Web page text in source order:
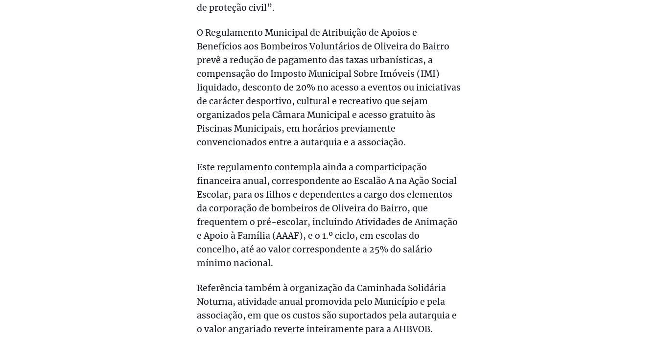
de proteção civil”.
O Regulamento Municipal de Atribuição de Apoios e
Benefícios aos Bombeiros Voluntários de Oliveira do Bairro
prevê a redução de pagamento das taxas urbanísticas, a
compensação do Imposto Municipal Sobre Imóveis (IMI)
liquidado, desconto de 20% no acesso a eventos ou iniciativas
de carácter desportivo, cultural e recreativo que sejam
organizados pela Câmara Municipal e acesso gratuito às
Piscinas Municipais, em horários previamente
convencionados entre a autarquia e a associação.
Este regulamento contempla ainda a comparticipação
financeira anual, correspondente ao Escalão A na Ação Social
Escolar, para os filhos e dependentes a cargo dos elementos
da corporação de bombeiros de Oliveira do Bairro, que
frequentem o pré-escolar, incluindo Atividades de Animação
e Apoio à Família (AAAF), e o 1.º ciclo, em escolas do
concelho, até ao valor correspondente a 25% do salário
mínimo nacional.
Referência também à organização da Caminhada Solidária
Noturna, atividade anual promovida pelo Município e pela
associação, em que os custos são suportados pela autarquia e
o valor angariado reverte inteiramente para a AHBVOB.